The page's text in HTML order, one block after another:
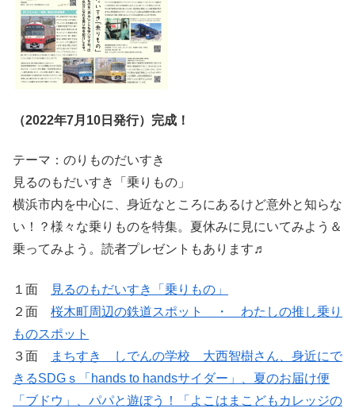
（2022年7月10日発行）完成！
テーマ：のりものだいすき
見るのもだいすき「乗りもの」
横浜市内を中心に、身近なところにあるけど意外と知らな
い！？様々な乗りものを特集。夏休みに見にいてみよう＆
乗ってみよう。読者プレゼントもあります♬
１面
見るのもだいすき「乗りもの」
２面 桜木町周辺の鉄道スポット ・ わたしの推し乗り
ものスポット
３面
まちすき しでんの学校 大西智樹さん、身近にで
きるSDGｓ「hands to handsサイダー」、夏のお届け便
「ブドウ」、パパと遊ぼう！「よこはまこどもカレッジの